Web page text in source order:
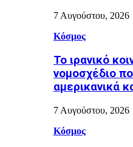
7 Αυγούστου, 2026
Κόσμος
Το ιρανικό
νομοσχέδιο
αμερικανικά
7 Αυγούστου, 2026
Κόσμος